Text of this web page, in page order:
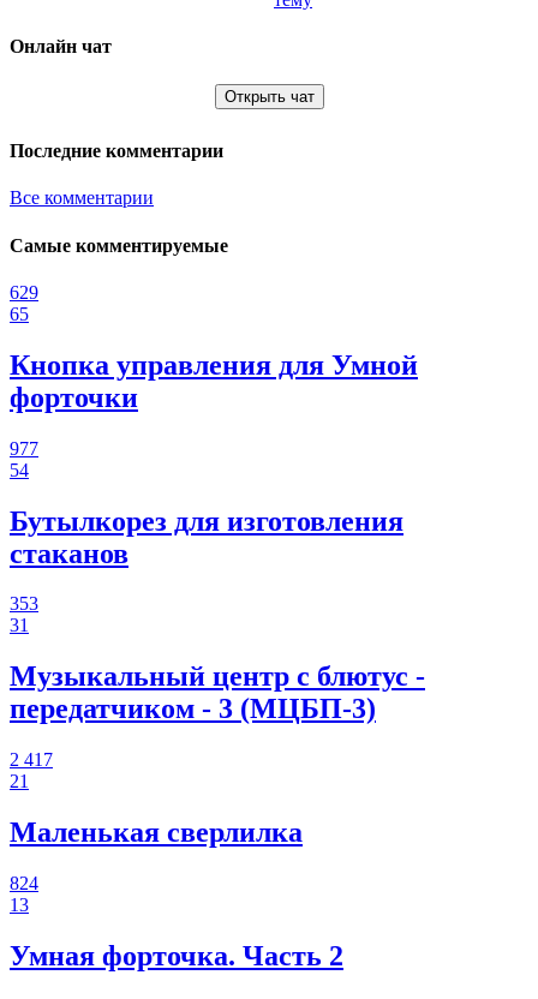
Онлайн чат
Открыть чат
Последние комментарии
Все комментарии
Самые комментируемые
629
65
Кнопка управления для Умной
форточки
977
54
Бутылкорез для изготовления
стаканов
353
31
Музыкальный центр с блютус -
передатчиком - 3 (МЦБП-3)
2 417
21
Маленькая сверлилка
824
13
Умная форточка. Часть 2